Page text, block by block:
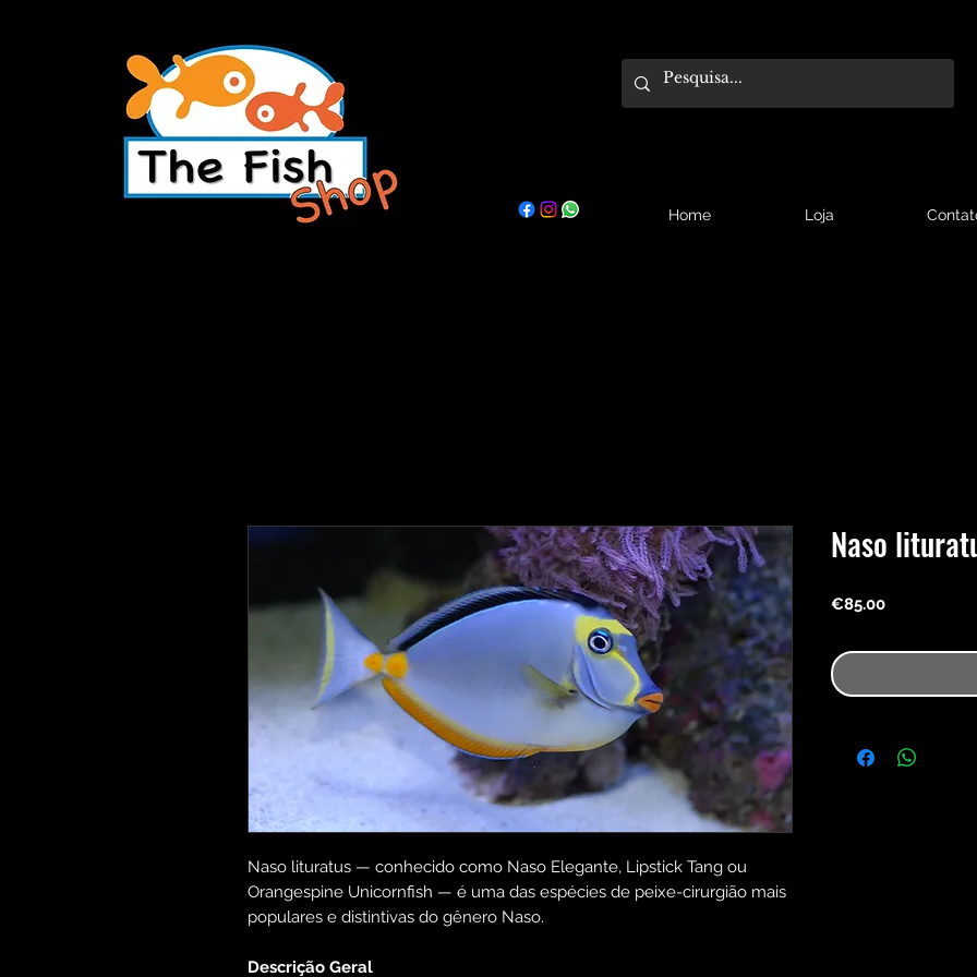
Home Loja
Naso lituratus — conhecido como Naso Elegante, Lipstick Tang ou
Orangespine Unicornfish — é uma das espécies de peixe-cirurgião mais
populares e distintivas do gênero Naso.
Descrição Geral
Naso
€85.00Price